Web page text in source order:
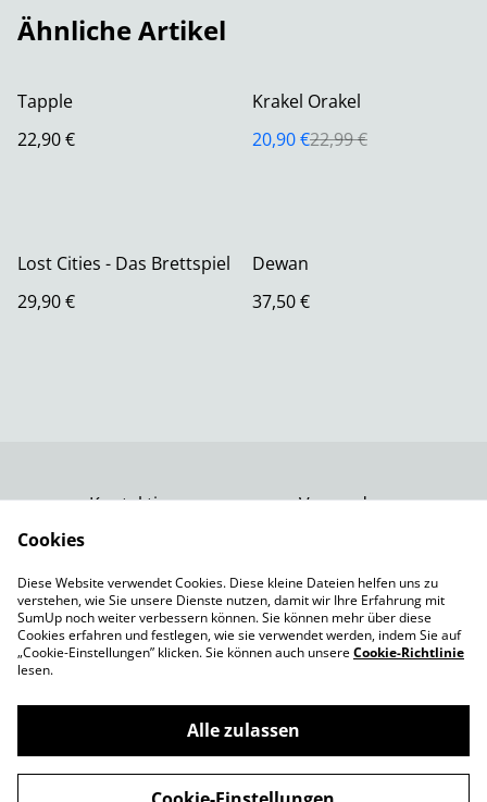
Ähnliche Artikel
Tapple
22,90 €
%
Krakel Orakel
20,90 €22,99 €
Lost Cities - Das Brettspiel
29,90 €
Dewan
37,50 €
Kontaktiere uns
Versand
Impressum
Cookie-Richtlinie
©2026Spielepforte
Cookies
Diese Website verwendet Cookies. Diese kleine Dateien helfen uns zu
verstehen, wie Sie unsere Dienste nutzen, damit wir Ihre Erfahrung mit
SumUp noch weiter verbessern können. Sie können mehr über diese
Cookies erfahren und festlegen, wie sie verwendet werden, indem Sie auf
„Cookie-Einstellungen” klicken. Sie können auch unsereCookie-Richtlinie
lesen.
Alle zulassen